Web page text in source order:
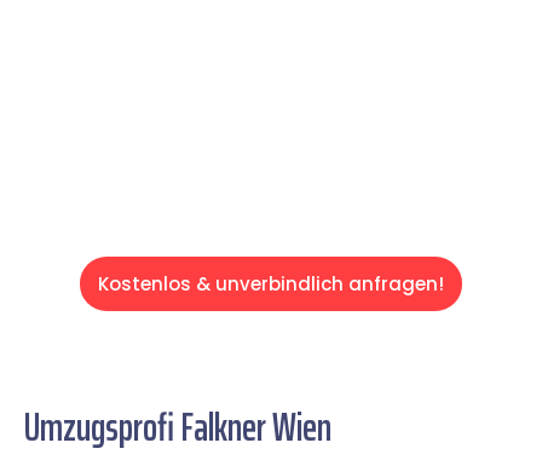
Kostenlos & unverbindlich anfragen!
Umzugsprofi Falkner Wien